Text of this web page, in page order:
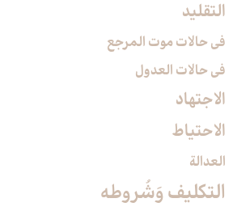
التقليد
في حالات موت المرجع
في حالات العدول
الاجتهاد
الاحتياط
العدالة
التكليف وَشُروطه‏